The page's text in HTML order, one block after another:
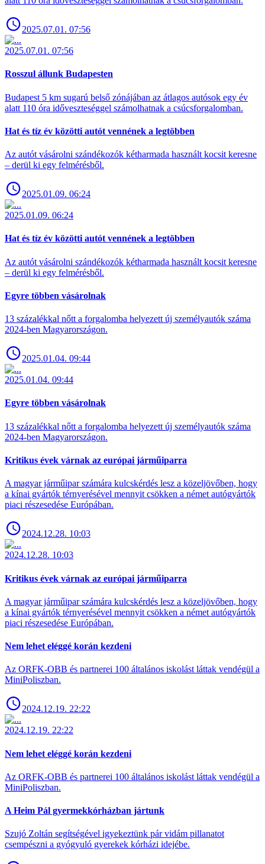
2025.07.01. 07:56
2025.07.01. 07:56
Rosszul állunk Budapesten
Budapest 5 km sugarú belső zónájában az átlagos autósok egy év
alatt 110 óra időveszteséggel számolhatnak a csúcsforgalomban.
Hat és tíz év közötti autót vennének a legtöbben
Az autót vásárolni szándékozók kétharmada használt kocsit keresne
– derül ki egy felmérésből.
2025.01.09. 06:24
2025.01.09. 06:24
Hat és tíz év közötti autót vennének a legtöbben
Az autót vásárolni szándékozók kétharmada használt kocsit keresne
– derül ki egy felmérésből.
Egyre többen vásárolnak
13 százalékkal nőtt a forgalomba helyezett új személyautók száma
2024-ben Magyarországon.
2025.01.04. 09:44
2025.01.04. 09:44
Egyre többen vásárolnak
13 százalékkal nőtt a forgalomba helyezett új személyautók száma
2024-ben Magyarországon.
Kritikus évek várnak az európai járműiparra
A magyar járműipar számára kulcskérdés lesz a közeljövőben, hogy
a kínai gyártók térnyerésével mennyit csökken a német autógyártók
piaci részesedése Európában.
2024.12.28. 10:03
2024.12.28. 10:03
Kritikus évek várnak az európai járműiparra
A magyar járműipar számára kulcskérdés lesz a közeljövőben, hogy
a kínai gyártók térnyerésével mennyit csökken a német autógyártók
piaci részesedése Európában.
Nem lehet eléggé korán kezdeni
Az ORFK-OBB és partnerei 100 általános iskolást láttak vendégül a
MiniPoliszban.
2024.12.19. 22:22
2024.12.19. 22:22
Nem lehet eléggé korán kezdeni
Az ORFK-OBB és partnerei 100 általános iskolást láttak vendégül a
MiniPoliszban.
A Heim Pál gyermekkórházban jártunk
Szujó Zoltán segítségével igyekeztünk pár vidám pillanatot
csempészni a gyógyuló gyerekek kórházi idejébe.